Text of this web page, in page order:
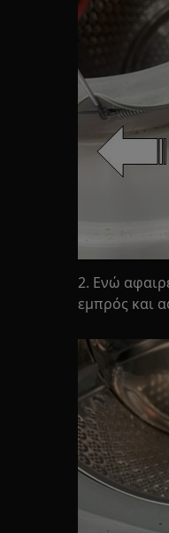
2. Ενώ
εμπρός και